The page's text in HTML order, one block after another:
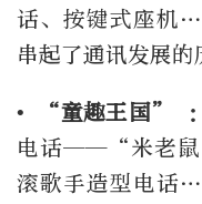
话、按键式座机
串起了通讯发展的
• “童趣王国” ：
电话——“米老鼠
滚歌手造型电话